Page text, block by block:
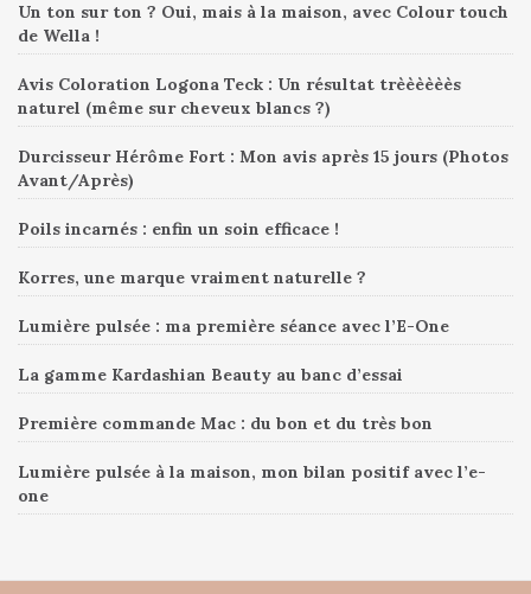
Un ton sur ton ? Oui, mais à la maison, avec Colour touch
de Wella !
Avis Coloration Logona Teck : Un résultat trèèèèèès
naturel (même sur cheveux blancs ?)
Durcisseur Hérôme Fort : Mon avis après 15 jours (Photos
Avant/Après)
Poils incarnés : enfin un soin efficace !
Korres, une marque vraiment naturelle ?
Lumière pulsée : ma première séance avec l’E-One
La gamme Kardashian Beauty au banc d’essai
Première commande Mac : du bon et du très bon
Lumière pulsée à la maison, mon bilan positif avec l’e-
one